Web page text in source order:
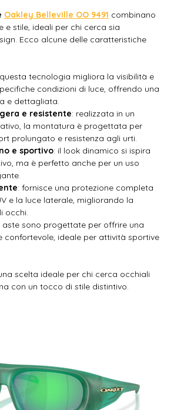
Oakley Belleville OO 9491 combinano
e stile, ideali per chi cerca sia
Ecco alcune delle caratteristiche
tecnologia migliora la visibilità e
condizioni di luce, offrendo una
e dettagliata.
e resistente: realizzata in un
la montatura è progettata per
prolungato e resistenza agli urti.
e sportivo: il look dinamico si ispira
ma è perfetto anche per un uso
: fornisce una protezione completa
e la luce laterale, migliorando la
occhi.
aste sono progettate per offrire una
confortevole, ideale per attività sportive
scelta ideale per chi cerca occhiali
con un tocco di stile distintivo.